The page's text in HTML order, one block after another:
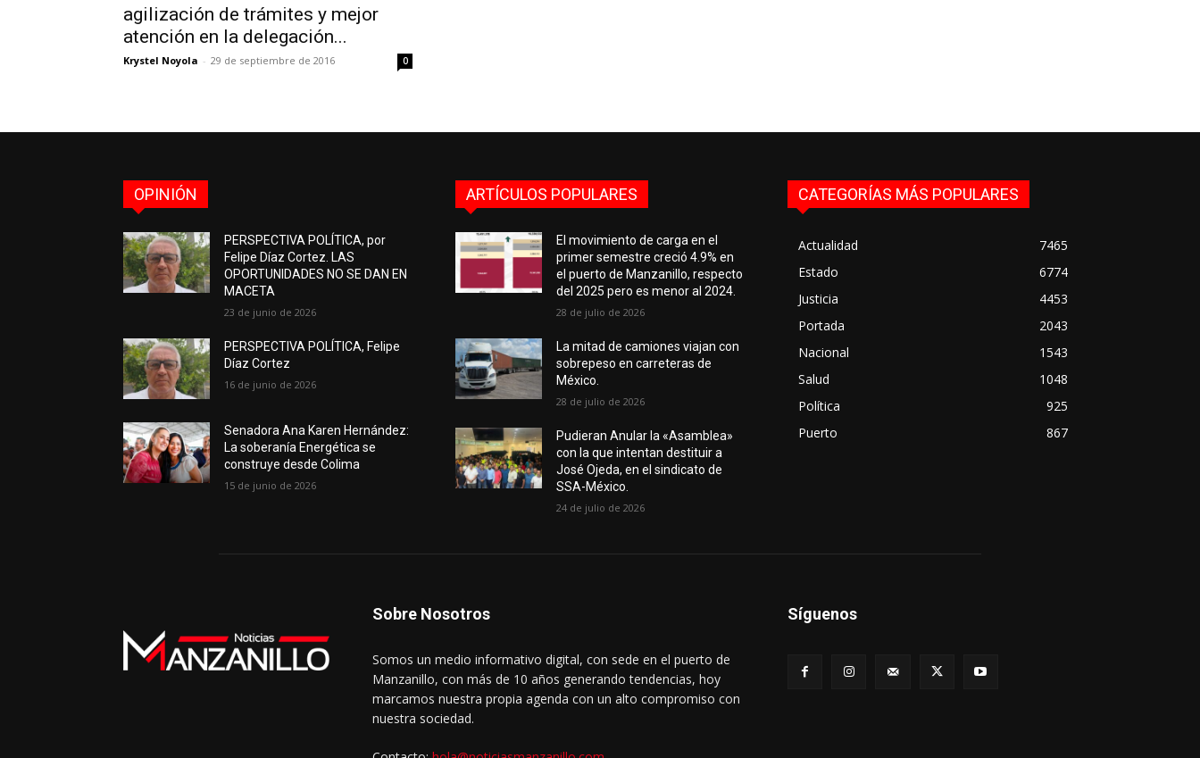
agilización de trámites y mejor
atención en la delegación...
Krystel Noyola - 29 de septiembre de 2016 0
OPINIÓN
PERSPECTIVA POLÍTICA, por
Felipe Díaz Cortez. LAS
OPORTUNIDADES NO SE DAN EN
MACETA
23 de junio de 2026
PERSPECTIVA POLÍTICA, Felipe
Díaz Cortez
16 de junio de 2026
Senadora Ana Karen Hernández:
La soberanía Energética se
construye desde Colima
15 de junio de 2026
ARTÍCULOS POPULARES
El movimiento de carga en el
primer semestre creció 4.9% en
el puerto de Manzanillo, respecto
del 2025 pero es menor al 2024.
28 de julio de 2026
La mitad de camiones viajan con
sobrepeso en carreteras de
México.
28 de julio de 2026
Pudieran Anular la «Asamblea»
con la que intentan destituir a
José Ojeda, en el sindicato de
SSA-México.
24 de julio de 2026
CATEGORÍAS MÁS POPULARES
Actualidad
7465
Estado
6774
Justicia
4453
Portada
2043
Nacional
1543
Salud
1048
Política
925
Puerto
867
Sobre Nosotros
Somos un medio informativo digital, con sede en el puerto de
Manzanillo, con más de 10 años generando tendencias, hoy
marcamos nuestra propia agenda con un alto compromiso con
nuestra sociedad.
Síguenos